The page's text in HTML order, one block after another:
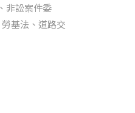
非訟案件委
基法、道路交